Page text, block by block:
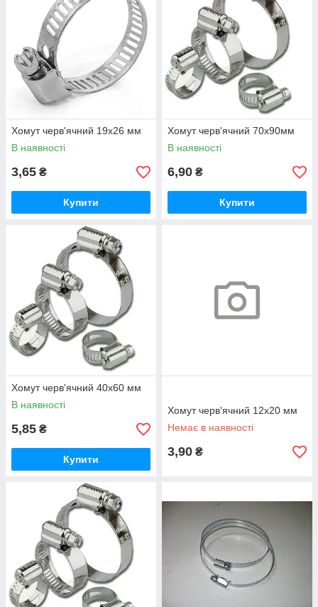
Хомут черв'ячний 19х26 мм
В наявності
3,65 ₴
Купити
Хомут черв'ячний 70х90мм
В наявності
6,90 ₴
Купити
Хомут черв'ячний 40х60 мм
В наявності
5,85 ₴
Купити
Хомут черв'ячний 12х20 мм
Немає в наявності
3,90 ₴